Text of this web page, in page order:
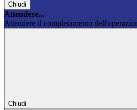
Chiudi
Attendere...
Attendere il completamento
Chiudi